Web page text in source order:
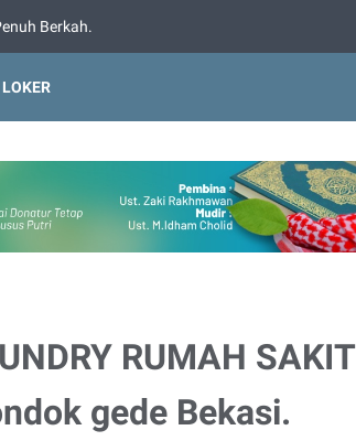
Berkah.
RUMAH SAKIT
gede Bekasi.